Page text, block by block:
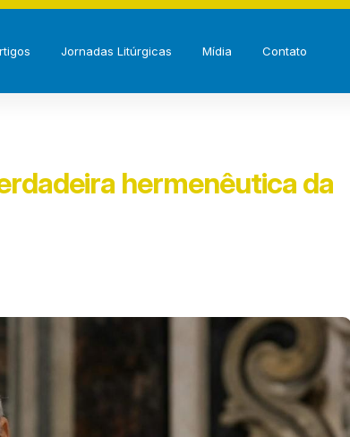
Jornadas Litúrgicas Mídia Contato
hermenêutica da